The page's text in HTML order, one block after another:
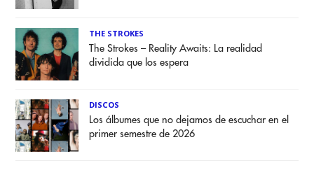
THE STROKES
The Strokes – Reality Awaits: La realidad
dividida que los espera
DISCOS
Los álbumes que no dejamos de escuchar en el
primer semestre de 2026